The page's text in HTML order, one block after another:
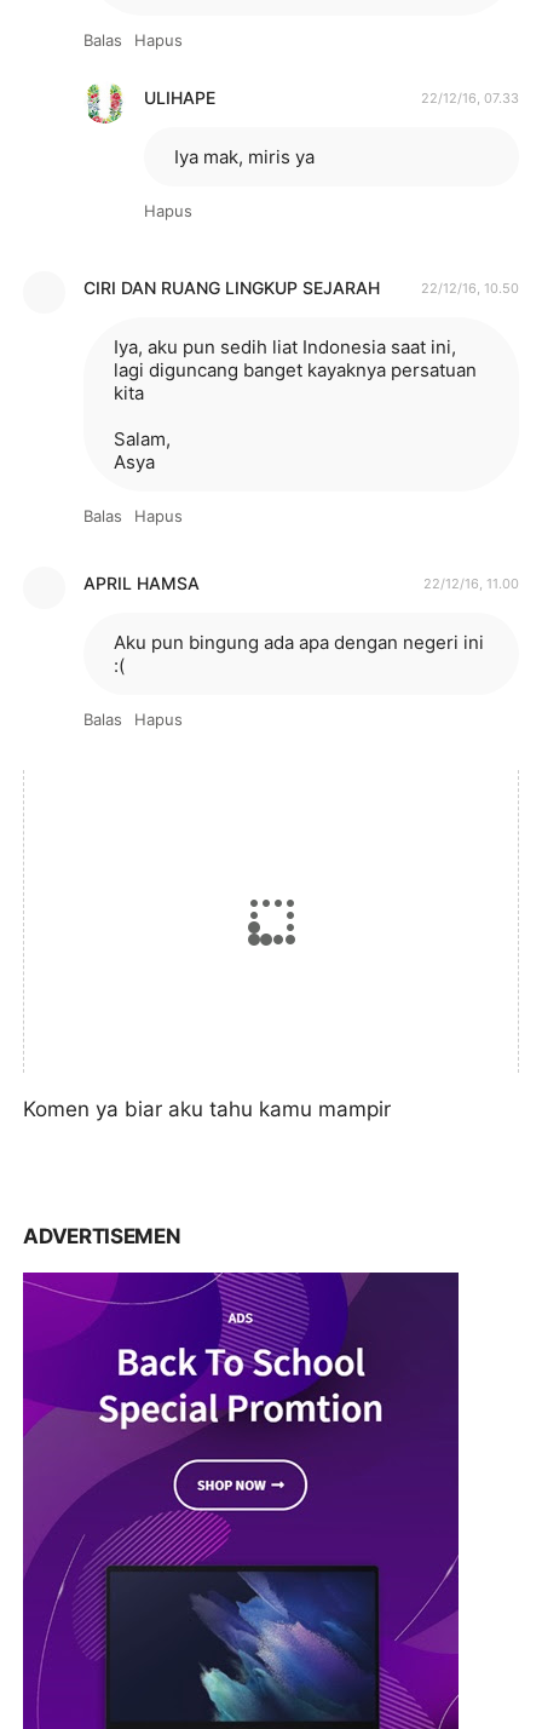
Balas Hapus
ULIHAPE 22/12/16, 07.33
Iya mak, miris ya
Hapus
CIRI DAN RUANG LINGKUP SEJARAH 22/12/16, 10.50
Iya, aku pun sedih liat Indonesia saat ini,
lagi diguncang banget kayaknya persatuan
kita
Salam,
Asya
Balas Hapus
APRIL HAMSA 22/12/16, 11.00
Aku pun bingung ada apa dengan negeri ini
:(
Balas Hapus
Komen ya biar aku tahu kamu mampir
ADVERTISEMEN